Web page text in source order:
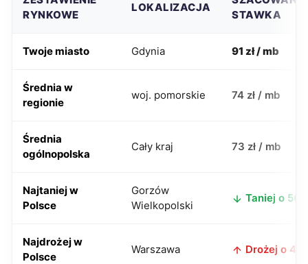
RYNKOWE
LOKALIZACJA
STAWKA
Twoje miasto Gdynia 91 zł / mb
Średnia w
regionie
woj. pomorskie 74 zł / mb
Średnia
ogólnopolska
Cały kraj 73 zł / mb
Najtaniej w
Polsce
Gorzów
Wielkopolski
Taniej o 56
Najdrożej w
Polsce
Warszawa Drożej o 4 zł